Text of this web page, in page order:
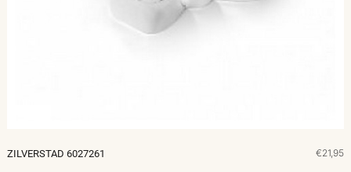
ZILVERSTAD 6027261 €21,95